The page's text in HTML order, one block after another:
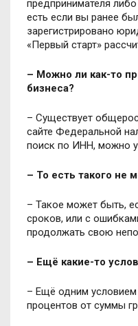
предпринимателя
есть если вы ранее
зарегистрировано
«Первый старт»
– Можно ли как-то
бизнеса?
– Существует
сайте Федеральной
поиск по ИНН, можно
– То есть такого не
– Такое может быть,
сроков, или с
продолжать свою
– Ещё какие-то
– Ещё одним условием
процентов от суммы